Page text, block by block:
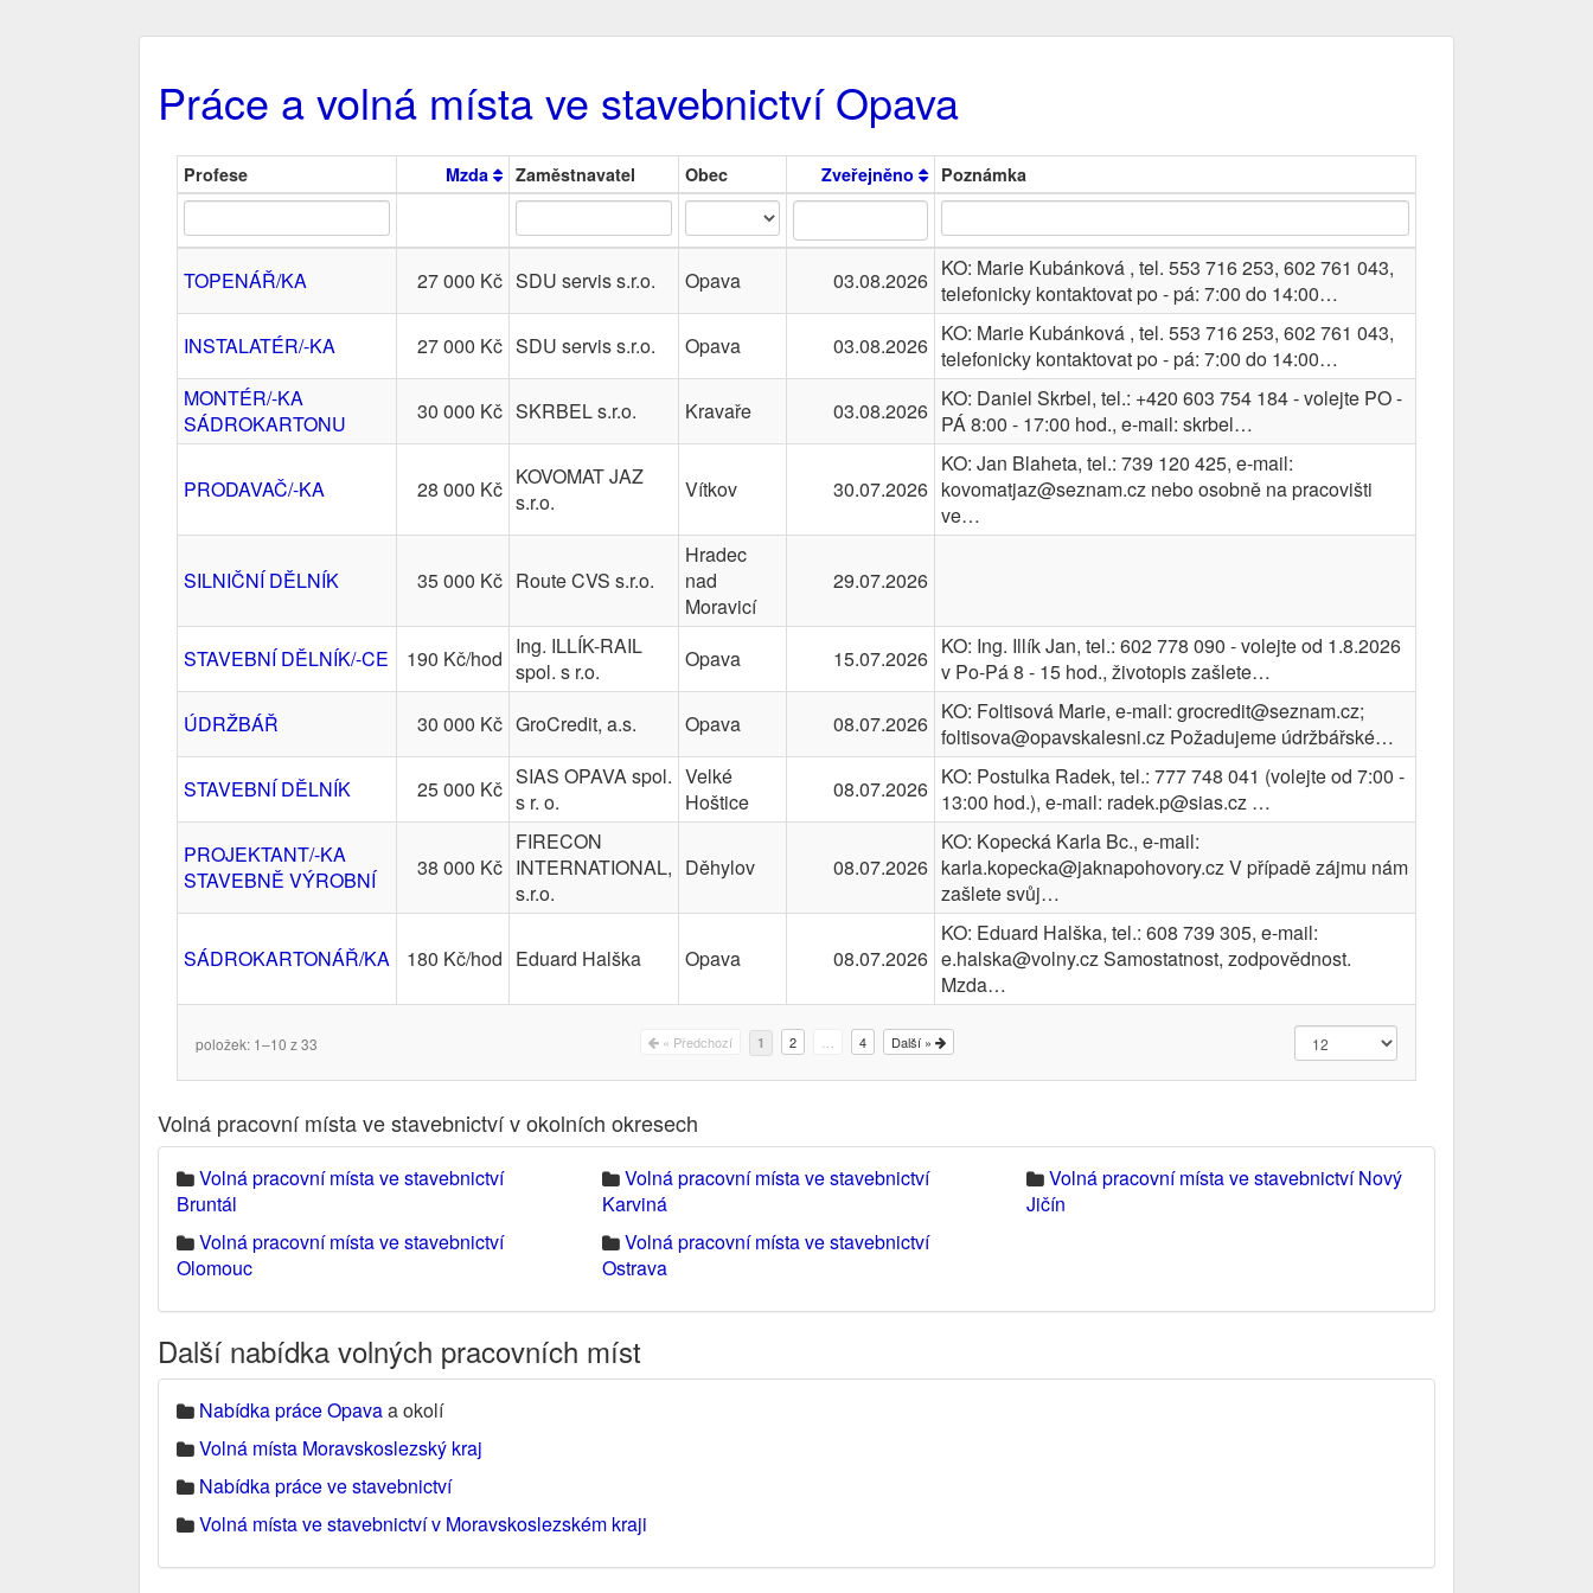
Práce a volná místa ve stavebnictví Opava
Profese Mzda Zaměstnavatel Obec Zveřejněno Poznámka
TOPENÁŘ/KA 27 000 Kč SDU servis s.r.o. Opava 03.08.2026 KO: Marie Kubánková , tel. 553 716 253, 602 761 043,
telefonicky kontaktovat po - pá: 7:00 do 14:00…
INSTALATÉR/-KA
27 000 Kč SDU servis s.r.o. Opava 03.08.2026 KO: Marie Kubánková , tel. 553 716 253, 602 761 043,
telefonicky kontaktovat po - pá: 7:00 do 14:00…
MONTÉR/-KA
SÁDROKARTONU
30 000 Kč SKRBEL s.r.o. Kravaře 03.08.2026 KO: Daniel Skrbel, tel.: +420 603 754 184 - volejte PO -
PÁ 8:00 - 17:00 hod., e-mail: skrbel…
PRODAVAČ/-KA 28 000 Kč KOVOMAT JAZ
s.r.o.
Vítkov 30.07.2026
KO: Jan Blaheta, tel.: 739 120 425, e-mail:
kovomatjaz@seznam.cz nebo osobně na pracovišti
ve…
SILNIČNÍ DĚLNÍK 35 000 Kč Route CVS s.r.o.
Hradec
nad
Moravicí
29.07.2026
STAVEBNÍ DĚLNÍK/-CE 190 Kč/hod Ing. ILLÍK-RAIL
spol. s r.o.
Opava 15.07.2026 KO: Ing. Illík Jan, tel.: 602 778 090 - volejte od 1.8.2026
v Po-Pá 8 - 15 hod., životopis zašlete…
ÚDRŽBÁŘ
30 000 Kč GroCredit, a.s. Opava 08.07.2026 KO: Foltisová Marie, e-mail: grocredit@seznam.cz;
foltisova@opavskalesni.cz Požadujeme údržbářské…
STAVEBNÍ DĚLNÍK
25 000 Kč SIAS OPAVA spol.
s r. o.
Velké
Hoštice
08.07.2026 KO: Postulka Radek, tel.: 777 748 041 (volejte od 7:00 -
13:00 hod.), e-mail: radek.p@sias.cz …
PROJEKTANT/-KA
STAVEBNĚ VÝROBNÍ
38 000 Kč
FIRECON
INTERNATIONAL,
s.r.o.
Děhylov 08.07.2026
KO: Kopecká Karla Bc., e-mail:
karla.kopecka@jaknapohovory.cz V případě zájmu nám
zašlete svůj…
SÁDROKARTONÁŘ/KA 180 Kč/hod Eduard Halška Opava 08.07.2026
KO: Eduard Halška, tel.: 608 739 305, e-mail:
e.halska@volny.cz Samostatnost, zodpovědnost.
Mzda…
položek: 1–10 z 33 « Předchozí 1 2 4 Další »
Volná pracovní místa ve stavebnictví v okolních okresech
Volná pracovní místa ve stavebnictví
Bruntál
Volná pracovní místa ve stavebnictví
Karviná
Volná pracovní místa ve stavebnictví Nový
Jičín
Volná pracovní místa ve stavebnictví
Olomouc
Volná pracovní místa ve stavebnictví
Ostrava
Další nabídka volných pracovních míst
Nabídka práce Opavaa okolí
Volná místa Moravskoslezský kraj
Nabídka práce ve stavebnictví
Volná místa ve stavebnictví v Moravskoslezském kraji